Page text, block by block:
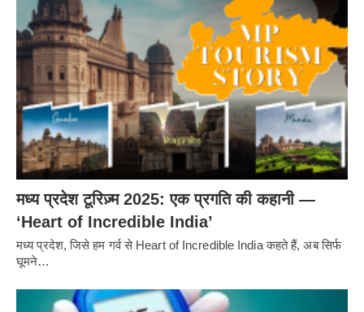
मध्य प्रदेश टूरिज़्म 2025: एक प्रगति की कहानी —
‘Heart of Incredible India’
मध्य प्रदेश, जिसे हम गर्व से Heart of Incredible India कहते हैं, अब सिर्फ
घूमने…